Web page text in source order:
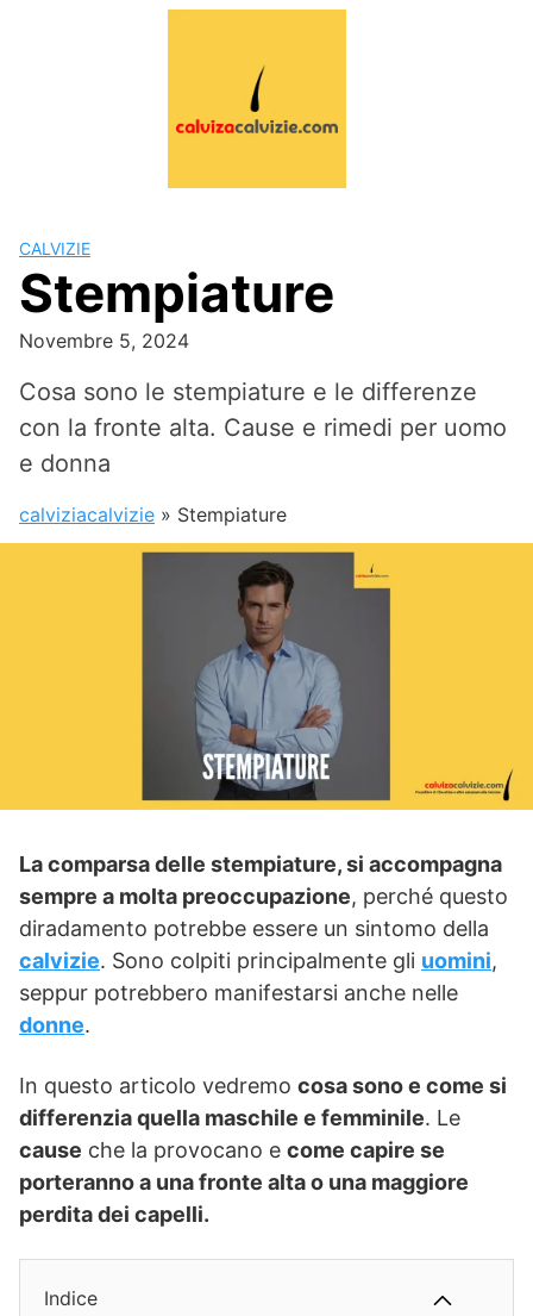
CALVIZIE
Stempiature
Novembre 5, 2024
Cosa sono le stempiature e le differenze
con la fronte alta. Cause e rimedi per uomo
e donna
calviziacalvizie » Stempiature
La comparsa delle stempiature, si accompagna
sempre a molta preoccupazione, perché questo
diradamento potrebbe essere un sintomo della
calvizie. Sono colpiti principalmente gli uomini,
seppur potrebbero manifestarsi anche nelle
donne.
In questo articolo vedremo cosa sono e come si
differenzia quella maschile e femminile. Le
cause che la provocano e come capire se
porteranno a una fronte alta o una maggiore
perdita dei capelli.
Indice